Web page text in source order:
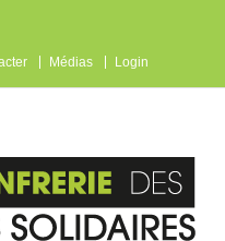
Médias Login